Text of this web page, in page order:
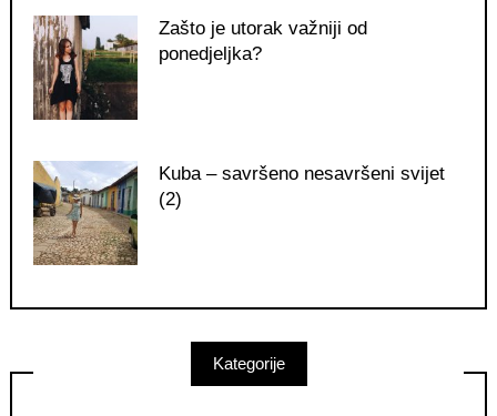
Zašto je utorak važniji od
ponedjeljka?
Kuba – savršeno nesavršeni svijet
(2)
Kategorije